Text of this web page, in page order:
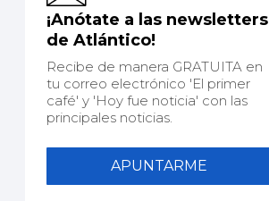
¡Anótate a las newsletters
de Atlántico!
Recibe de manera GRATUITA en
tu correo electrónico 'El primer
café' y 'Hoy fue noticia' con las
principales noticias.
APUNTARME